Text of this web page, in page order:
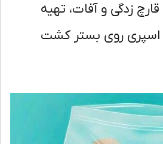
زدگی و آفات، تهیه
روی بستر کشت